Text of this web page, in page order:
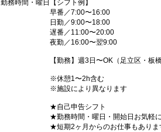
勤務時間・曜日
【シフト例】
早番／7:00〜16:00
日勤／9:00〜18:00
遅番／11:00〜20:00
夜勤／16:00〜翌9:00
【勤務】週3日〜OK（足立区・板
※休憩1〜2h含む
※施設により異なります
★自己申告シフト
★勤務時間・曜日・開始日お気軽
★短期2ヶ月からのお仕事もありま